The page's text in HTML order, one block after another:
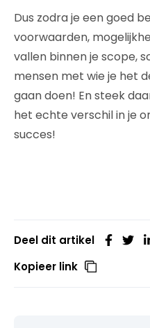
Dus zodra je een goed
voorwaarden,
vallen binnen je scope,
mensen met wie je het
gaan doen! En steek
het echte verschil in je
succes!
Deel dit artikel
Kopieer link